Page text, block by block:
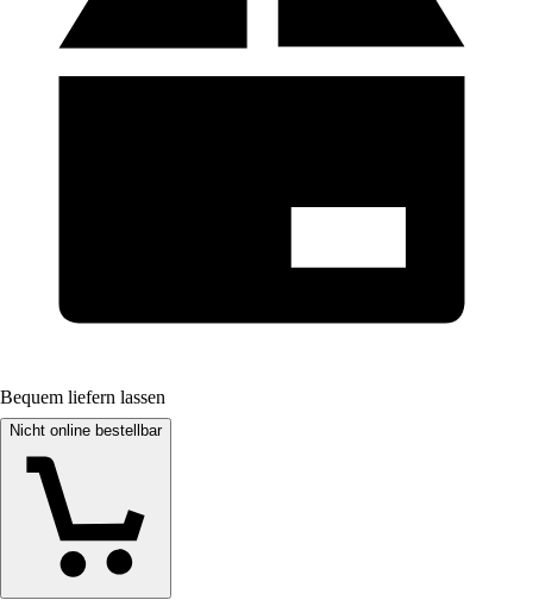
Bequem liefern lassen
Nicht online bestellbar